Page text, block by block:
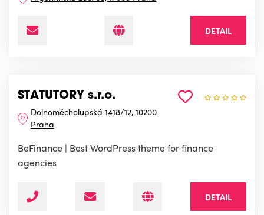
DETAIL
STATUTORY s.r.o.
Dolnoměcholupská 1418/12, 10200
Praha
BeFinance | Best WordPress theme for finance
agencies
DETAIL